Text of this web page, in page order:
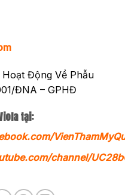
Động Về Phẫu
ĐNA – GPHĐ
tại:
channel/